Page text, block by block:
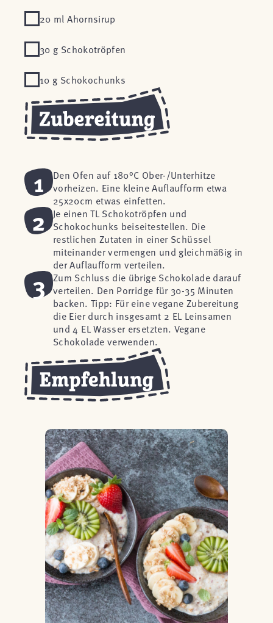
20 ml Ahornsirup
30 g Schokotröpfen
10 g Schokochunks
1
Den Ofen auf 180°C Ober-/Unterhitze
vorheizen. Eine kleine Auflaufform etwa
25x20cm etwas einfetten.
2
Je einen TL Schokotröpfen und
Schokochunks beiseitestellen. Die
restlichen Zutaten in einer Schüssel
miteinander vermengen und gleichmäßig in
der Auflaufform verteilen.
3
Zum Schluss die übrige Schokolade darauf
verteilen. Den Porridge für 30-35 Minuten
backen. Tipp: Für eine vegane Zubereitung
die Eier durch insgesamt 2 EL Leinsamen
und 4 EL Wasser ersetzten. Vegane
Schokolade verwenden.